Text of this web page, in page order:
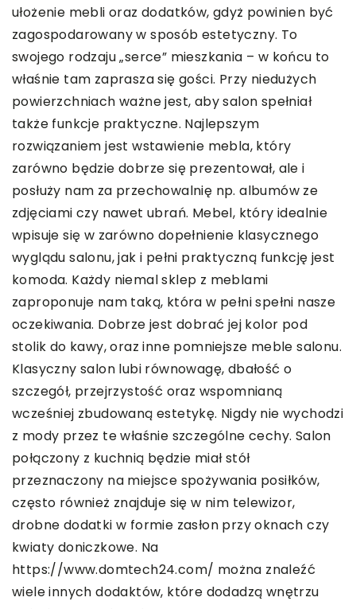
ułożenie mebli oraz dodatków, gdyż powinien być
zagospodarowany w sposób estetyczny. To
swojego rodzaju „serce” mieszkania – w końcu to
właśnie tam zaprasza się gości. Przy niedużych
powierzchniach ważne jest, aby salon spełniał
także funkcje praktyczne. Najlepszym
rozwiązaniem jest wstawienie mebla, który
zarówno będzie dobrze się prezentował, ale i
posłuży nam za przechowalnię np. albumów ze
zdjęciami czy nawet ubrań. Mebel, który idealnie
wpisuje się w zarówno dopełnienie klasycznego
wyglądu salonu, jak i pełni praktyczną funkcję jest
komoda. Każdy niemal sklep z meblami
zaproponuje nam taką, która w pełni spełni nasze
oczekiwania. Dobrze jest dobrać jej kolor pod
stolik do kawy, oraz inne pomniejsze meble salonu.
Klasyczny salon lubi równowagę, dbałość o
szczegół, przejrzystość oraz wspomnianą
wcześniej zbudowaną estetykę. Nigdy nie wychodzi
z mody przez te właśnie szczególne cechy. Salon
połączony z kuchnią będzie miał stół
przeznaczony na miejsce spożywania posiłków,
często również znajduje się w nim telewizor,
drobne dodatki w formie zasłon przy oknach czy
kwiaty doniczkowe. Na
https://www.domtech24.com/ można znaleźć
wiele innych dodaktów, które dodadzą wnętrzu